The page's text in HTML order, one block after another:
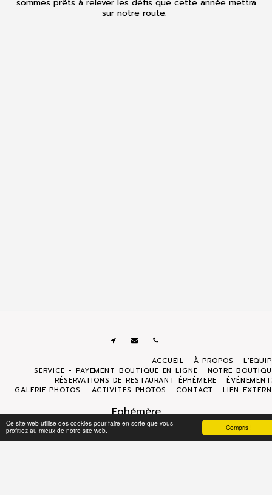
Compris !
Ce site web utilise des cookies pour faire en sorte que vous
profitiez au mieux de notre site web.
sur notre route.
Ephémère
Droits d'auteur © 2026 Tous droits réservés
Politique de Confidentialité
Accessibilité
ACCUEIL À PROPOS
SERVICE - PAYEMENT BOUTIQUE EN LIGNE
NOTRE
RÉSERVATIONS DE RESTAURANT ÉPHÉMERE
GALERIE PHOTOS - ACTIVITES PHOTOS
CONTACT LIEN